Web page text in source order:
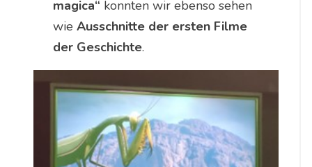
magica“ konnten wir ebenso sehen
wieAusschnitte der ersten Filme
der Geschichte.